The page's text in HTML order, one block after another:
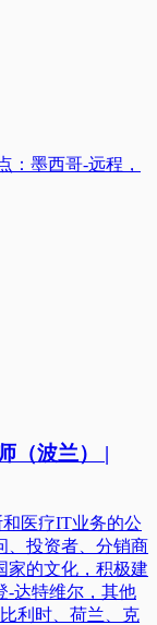
：墨西哥-远程，
（波兰） |
医疗IT业务的公
、投资者、分销商
家的文化，积极建
-达特维尔，其他
利时、荷兰、克